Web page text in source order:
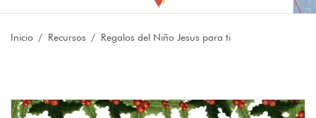
Inicio Recursos Regalos del Niño Jesus para ti